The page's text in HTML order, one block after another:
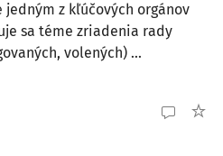
z kľúčových orgánov
sa téme zriadenia rady
volených) ...